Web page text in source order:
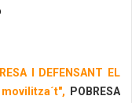
I DEFENSANT EL
POBRESA